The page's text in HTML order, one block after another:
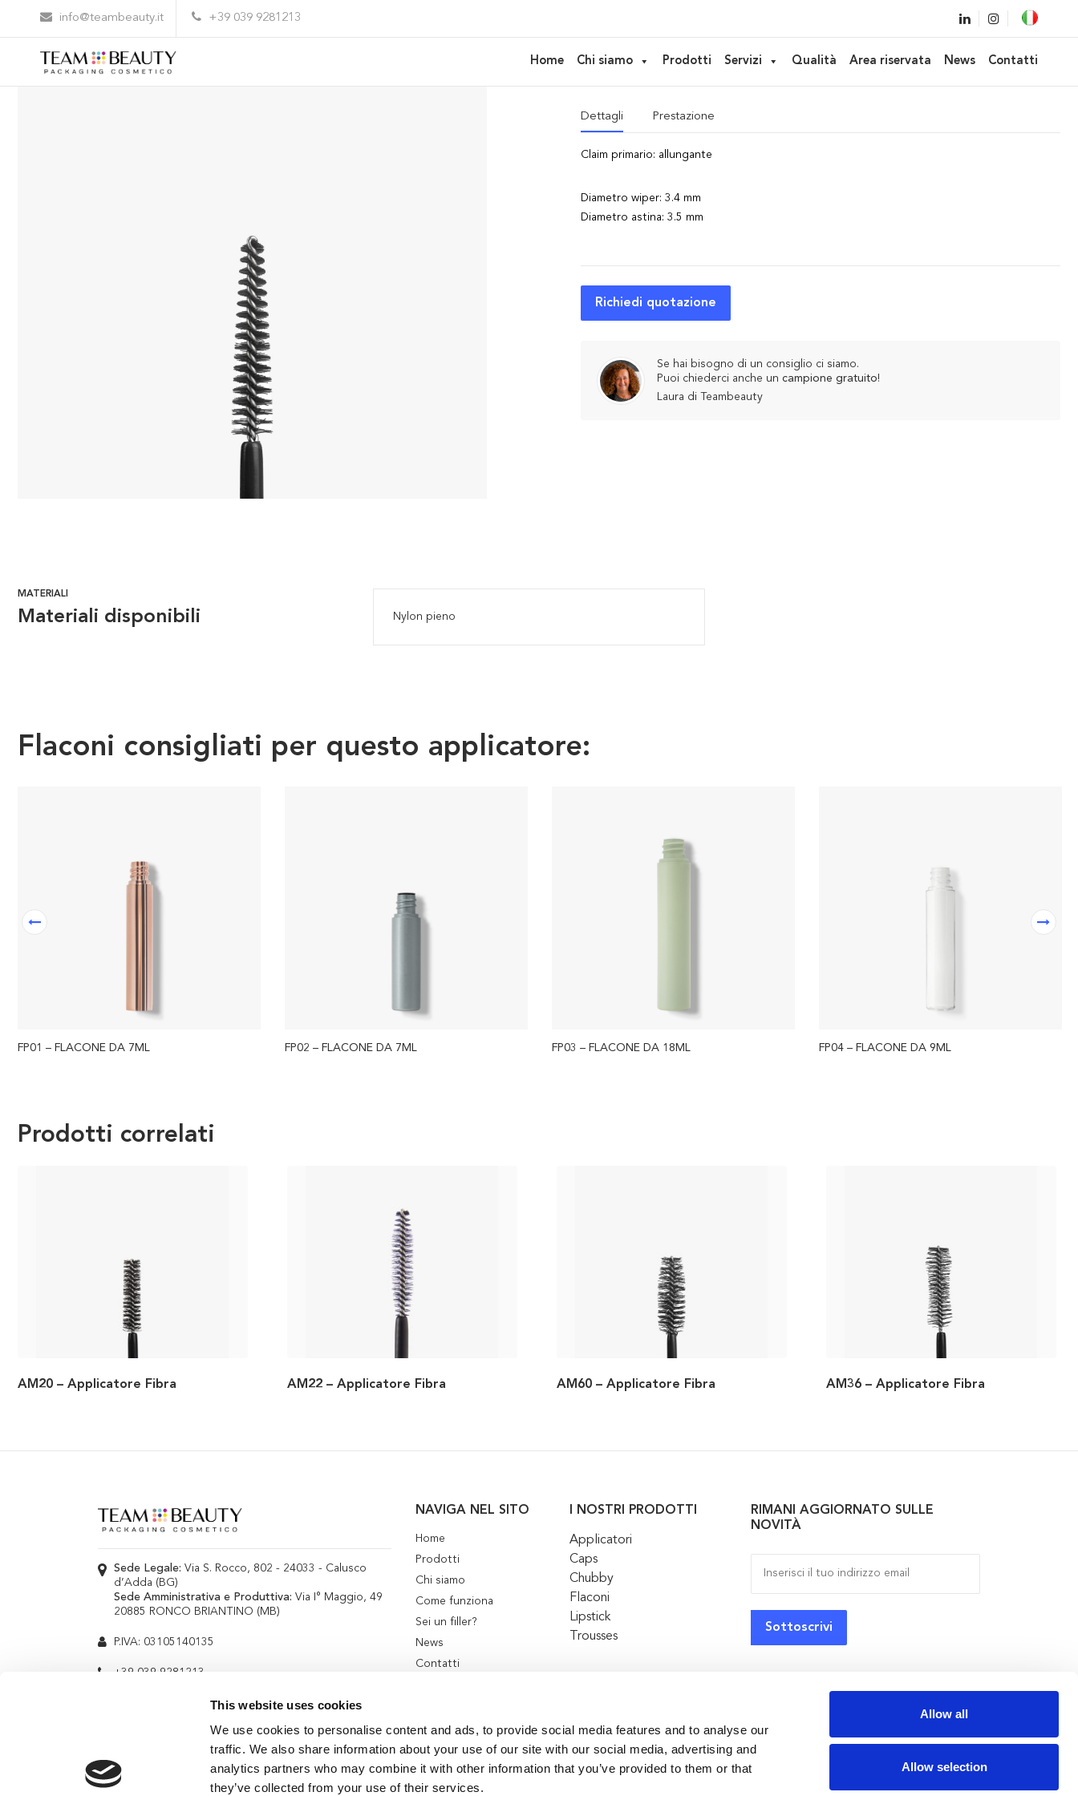
This website uses cookies
We use cookies to personalise content and ads, to provide social media features and to analyse our
traffic. We also share information about your use of our site with our social media, advertising and
analytics partners who may combine it with other information that you’ve provided to them or that
they’ve collected from your use of their services.
Allow all
Allow selection
info@teambeauty.it +39 039 9281213
Home Chi siamo Prodotti Servizi Qualità Area riservata News Contatti
AM149 – Applicatore Fibra
AM149 – Applicatore Fibra
Dettagli Prestazione
Claim primario: allungante
Diametro wiper: 3.4 mm
Diametro astina: 3.5 mm
Richiedi quotazione
Se hai bisogno di un consiglio ci siamo.
Puoi chiederci anche un campione gratuito!
Laura di Teambeauty
MATERIALI
Materiali disponibili Nylon pieno
Flaconi consigliati per questo applicatore:
FP01 – FLACONE DA 7ML FP02 – FLACONE DA 7ML FP03 – FLACONE DA 18ML FP04 – FLACONE DA 9ML
Prodotti correlati
AM20 – Applicatore Fibra AM22 – Applicatore Fibra AM60 – Applicatore Fibra AM36 – Applicatore Fibra
Sede Legale: Via S. Rocco, 802 - 24033 - Calusco
d’Adda (BG)
Sede Amministrativa e Produttiva: Via I° Maggio, 49
20885 RONCO BRIANTINO (MB)
P.IVA: 03105140135
+39 039 9281213
info@teambeauty.it
NAVIGA NEL SITO
Home
Prodotti
Chi siamo
Come funziona
Sei un filler?
News
Contatti
I NOSTRI PRODOTTI
Applicatori
Caps
Chubby
Flaconi
Lipstick
Trousses
RIMANI AGGIORNATO SULLE
NOVITÀ